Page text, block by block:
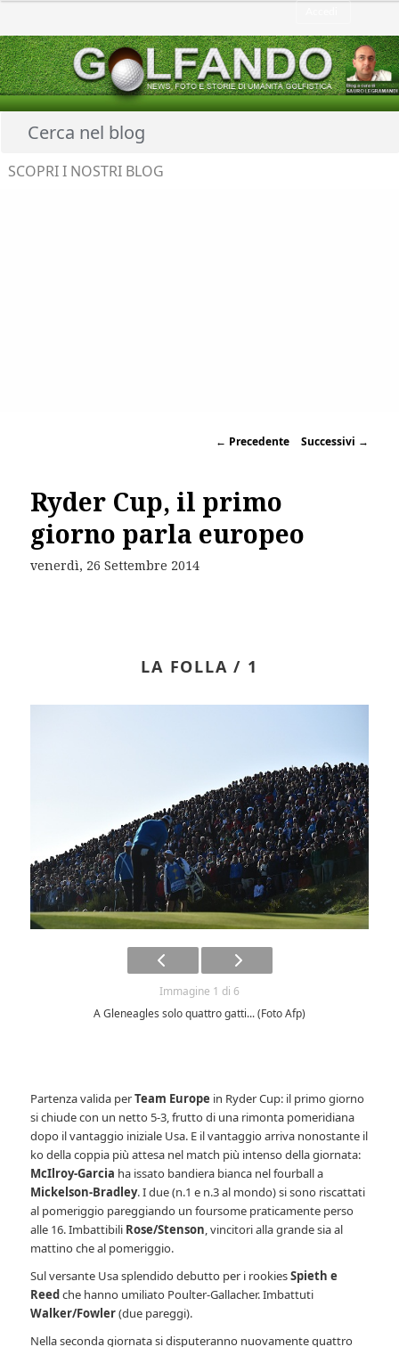
← Precedente Successivi →
Ryder Cup, il primo
giorno parla europeo
venerdì, 26 Settembre 2014
LA FOLLA / 1
Immagine 1 di 6
A Gleneagles solo quattro gatti... (Foto Afp)
Partenza valida perTeam Europe in Ryder Cup: il primo giorno
si chiude con un netto 5-3, frutto di una rimonta pomeridiana
dopo il vantaggio iniziale Usa. E il vantaggio arriva nonostante il
ko della coppia più attesa nel match più intenso della giornata:
McIlroy-Garcia ha issato bandiera bianca nel fourball a
Mickelson-Bradley. I due (n.1 e n.3 al mondo) si sono riscattati
al pomeriggio pareggiando un foursome praticamente perso
alle 16. Imbattibili Rose/Stenson, vincitori alla grande sia al
mattino che al pomeriggio.
Sul versante Usa splendido debutto per i rookiesSpieth e
Reedche hanno umiliato Poulter-Gallacher. Imbattuti
Walker/Fowler(due pareggi).
Nella seconda giornata si disputeranno nuovamente quattro